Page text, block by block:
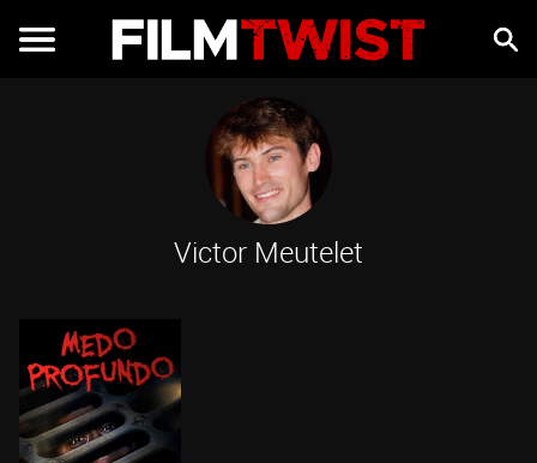
Victor Meutelet